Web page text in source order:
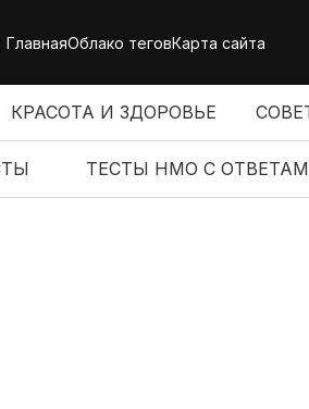
ГлавнаяОблако теговКарта сайта
КРАСОТА И ЗДОРОВЬЕ
ТЕСТЫ НМО С